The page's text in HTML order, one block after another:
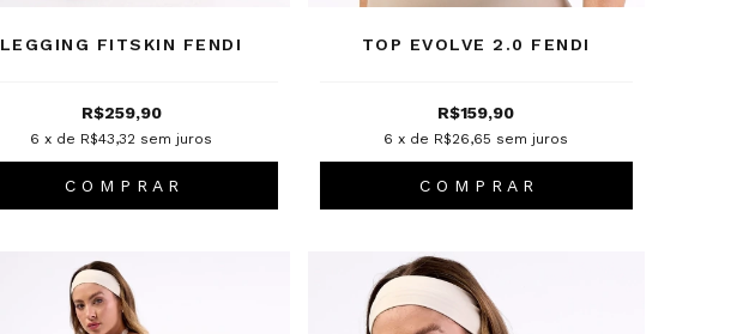
LEGGING FITSKIN FENDI
R$259,90
6 x de R$43,32 sem juros
C O M P R A R
TOP EVOLVE 2.0 FENDI
R$159,90
6 x de R$26,65 sem juros
C O M P R A R